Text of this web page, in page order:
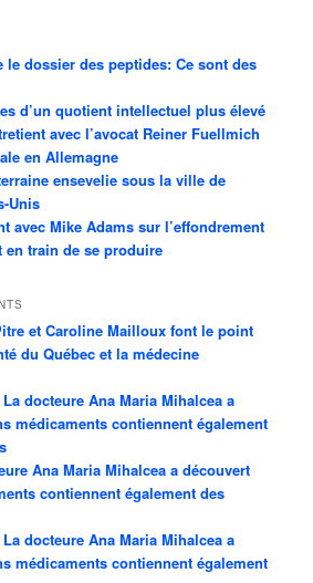
le dossier des peptides: Ce sont des
d’un quotient intellectuel plus élevé
avec l’avocat Reiner Fuellmich
en Allemagne
ensevelie sous la ville de
Unis
avec Mike Adams sur l’effondrement
train de se produire
et Caroline Mailloux font le point
du Québec et la médecine
La docteure Ana Maria Mihalcea a
médicaments contiennent également
Ana Maria Mihalcea a découvert
contiennent également des
La docteure Ana Maria Mihalcea a
médicaments contiennent également